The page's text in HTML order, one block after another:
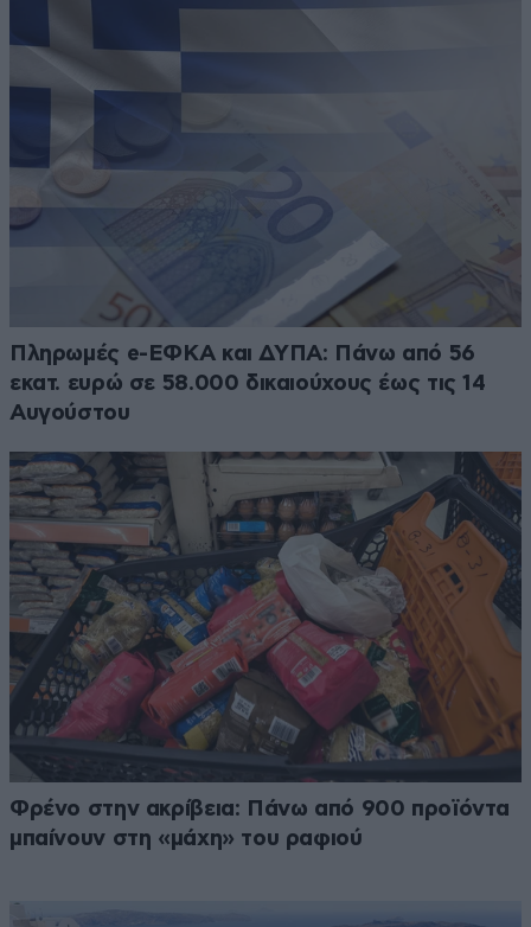
Πληρωμές e-ΕΦΚΑ και ΔΥΠΑ: Πάνω από 56
εκατ. ευρώ σε 58.000 δικαιούχους έως τις 14
Αυγούστου
Φρένο στην ακρίβεια: Πάνω από 900 προϊόντα
μπαίνουν στη «μάχη» του ραφιού